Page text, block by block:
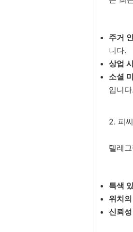
주거
니다.
상업
소셜
입니다.
2. 피
텔레
특색
위치
신뢰